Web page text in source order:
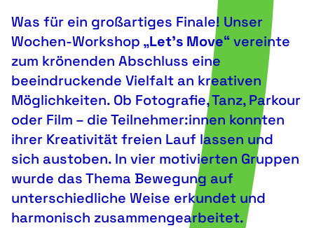
Was für ein großartiges Finale! Unser
Wochen-Workshop „Let’s Move“ vereinte
zum krönenden Abschluss eine
beeindruckende Vielfalt an kreativen
Möglichkeiten. Ob Fotografie, Tanz, Parkour
oder Film – die Teilnehmer:innen konnten
ihrer Kreativität freien Lauf lassen und
sich austoben. In vier motivierten Gruppen
wurde das Thema Bewegung auf
unterschiedliche Weise erkundet und
harmonisch zusammengearbeitet.